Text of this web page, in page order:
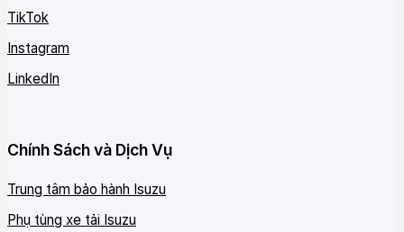
TikTok
Instagram
LinkedIn
Chính Sách và Dịch Vụ
Trung tâm bảo hành Isuzu
Phụ tùng xe tải Isuzu